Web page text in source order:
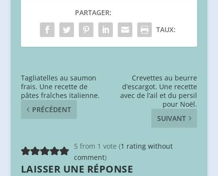
PARTAGER:
TAUX:
Tagliatelles au saumon
frais. Une recette de
pâtes fraîches italienne.
PRÉCÉDENT
Crevettes au beurre
d’escargot. Une recette
avec de l’ail et du persil
pour Noël.
SUIVANT
5 from 1 vote (1 rating without
comment)
LAISSER UNE RÉPONSE